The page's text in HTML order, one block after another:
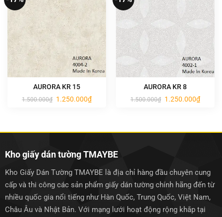
AURORA KR 15
1.500.000₫ Giá
gốc
1.250.000₫Giá
hiện
AURORA KR 8
1.500.000₫ Giá
gốc
1.250.000₫Giá
hiện
Kho giấy dán tường TMAYBE
Kho Giấy Dán Tường TMAYBE là địa chỉ hàng đầu chuyên cung
cấp và thi công các sản phẩm giấy dán tường chính hãng đến từ
nhiều quốc gia nổi tiếng như Hàn Quốc, Trung Quốc, Việt Nam,
Châu Âu và Nhật Bản. Với mạng lưới hoạt động rộng khắp tại